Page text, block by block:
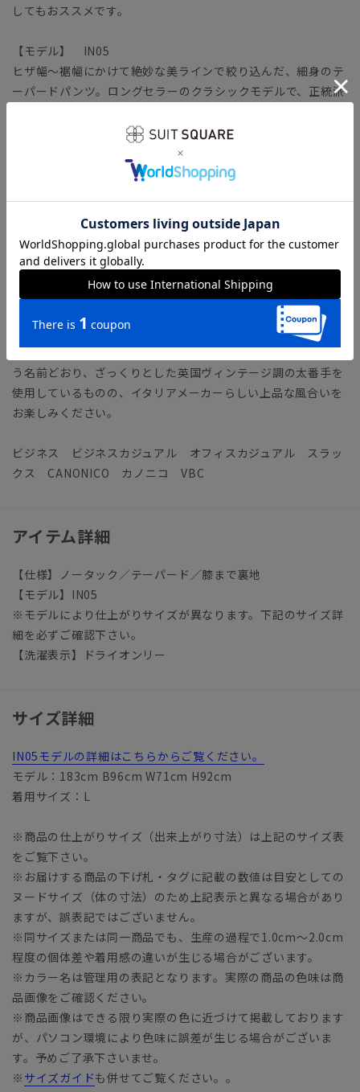
してもおススメです。
【モデル】 IN05
ヒザ幅～裾幅にかけて絶妙な美ラインで絞り込んだ、細身のテ
ーパードパンツ。ロングセラーのクラシックモデルで、正統派
【生地ブランド】 VITALE BARBERIS CANONICO（ヴィタ
生地ブランド。糸の紡績から生地までを一貫して生産すること
により、高品質で優れたコストパフォーマンスを実現していま
す。
カノニコ社が特別に交配して生まれた“21マイクロンウール”を
使用した「ラスティックトロピカル」を使用。防シワ性・通気
性が高く、ドライタッチな風合いで高温多湿な日本のビジネス
シーンにはぴったりの生地。「ラスティック（素朴な）」とい
う名前どおり、ざっくりとした英国ヴィンテージ調の太番手を
使用しているものの、イタリアメーカーらしい上品な風合いを
お楽しみください。
ビジネス ビジネスカジュアル オフィスカジュアル スラッ
クス CANONICO カノニコ VBC
アイテム詳細
【仕様】ノータック／テーパード／膝まで裏地
【モデル】IN05
※モデルにより仕上がりサイズが異なります。下記のサイズ詳
細を必ずご確認下さい。
【洗濯表示】ドライオンリー
サイズ詳細
IN05モデルの詳細はこちらからご覧ください。
モデル：183cm B96cm W71cm H92cm
着用サイズ：L
※商品の仕上がりサイズ（出来上がり寸法）は上記のサイズ表
をご覧下さい。
※お届けする商品の下げ札・タグに記載の数値は目安としての
ヌードサイズ（体の寸法）のため上記表示と異なる場合があり
ますが、誤表記ではございません。
※同サイズまたは同一商品でも、生産の過程で1.0cm～2.0cm
程度の個体差や着用感の違いが生じる場合がございます。
※カラー名は管理用の表記となります。実際の商品の色味は商
品画像をご確認ください。
※商品画像はできる限り実際の色に近づけて掲載しております
が、パソコン環境により色味に誤差が生じる場合がございま
す。予めご了承下さいませ。
※ サイズガイドも併せてご覧ください。。